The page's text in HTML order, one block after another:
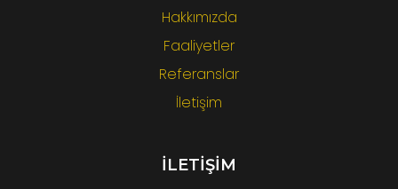
Hakkımızda
Faaliyetler
Referanslar
İletişim
İLETİŞİM